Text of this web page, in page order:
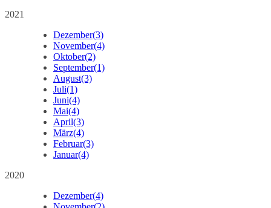
2021
Dezember(3)
November(4)
Oktober(2)
September(1)
August(3)
Juli(1)
Juni(4)
Mai(4)
April(3)
März(4)
Februar(3)
Januar(4)
2020
Dezember(4)